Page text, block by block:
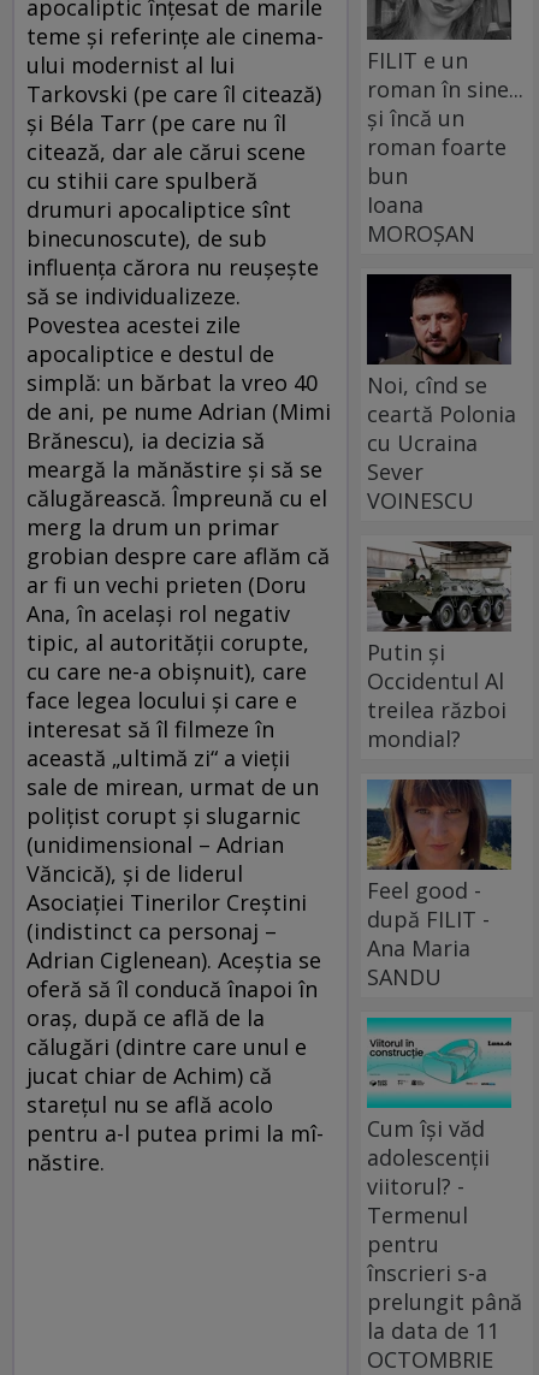
apocaliptic înţesat de marile
teme și referințe ale cinema-
ului modernist al lui
Tarkovski (pe care îl citează)
şi Béla Tarr (pe care nu îl
citează, dar ale cărui scene
cu stihii care spulberă
drumuri apocaliptice sînt
binecunoscute), de sub
influenţa cărora nu reușește
să se individualizeze.
Povestea acestei zile
apocaliptice e destul de
simplă: un bărbat la vreo 40
de ani, pe nume Adrian (Mimi
Brănescu), ia decizia să
meargă la mănăstire și să se
călugărească. Împreună cu el
merg la drum un primar
grobian despre care aflăm că
ar fi un vechi prieten (Doru
Ana, în același rol negativ
tipic, al autorității corupte,
cu care ne-a obișnuit), care
face legea locului şi care e
interesat să îl filmeze în
această „ultimă zi“ a vieții
sale de mirean, urmat de un
poliţist corupt şi slugarnic
(unidimensional – Adrian
Văncică), şi de liderul
Asociaţiei Tinerilor Creştini
(indistinct ca personaj –
Adrian Ciglenean). Aceștia se
oferă să îl conducă înapoi în
oraș, după ce află de la
călugări (dintre care unul e
jucat chiar de Achim) că
stareţul nu se află acolo
pentru a-l putea primi la mî­
năstire.
FILIT e un
roman în sine...
și încă un
roman foarte
bun
Ioana
MOROȘAN
Noi, cînd se
ceartă Polonia
cu Ucraina
Sever
VOINESCU
Putin și
Occidentul Al
treilea război
mondial?
Feel good -
după FILIT -
Ana Maria
SANDU
Cum își văd
adolescenții
viitorul? -
Termenul
pentru
înscrieri s-a
prelungit până
la data de 11
OCTOMBRIE